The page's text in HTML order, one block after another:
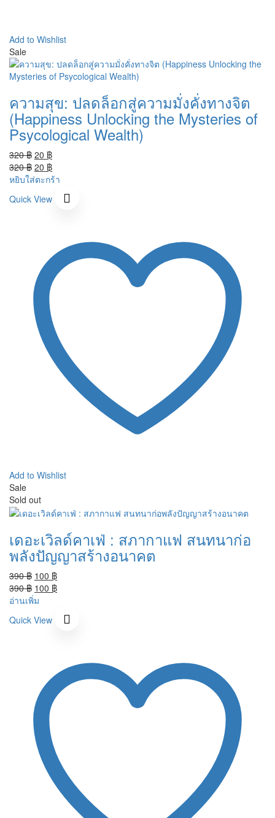
Add to Wishlist
Sale
ความสุข: ปลดล็อกสู่ความมั่งคั่งทางจิต
(Happiness Unlocking the Mysteries of
Psycological Wealth)
320฿ Original
price
was:
20 ฿Current
price
is:
320฿ Original
price
320 ฿.
20 ฿Current
price
20 ฿.
หยิบใส่ตะกร้า
Quick View
Add to Wishlist
Sale
Sold out
เดอะเวิลด์คาเฟ่ : สภากาแฟ สนทนาก่อ
พลังปัญญาสร้างอนาคต
390฿ Original
price
was:
100 ฿Current
price
390฿ Original
price
390 ฿.
100 ฿Current
100 ฿.
อ่านเพิ่ม
Quick View